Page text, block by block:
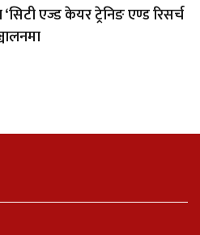
एज्ड केयर ट्रेनिङ एण्ड रिसर्च